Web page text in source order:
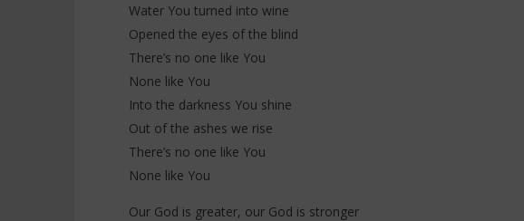
Water You turned into wine
Opened the eyes of the blind
There’s no one like You
None like You
Into the darkness You shine
Out of the ashes we rise
There’s no one like You
None like You
Our God is greater, our God is stronger